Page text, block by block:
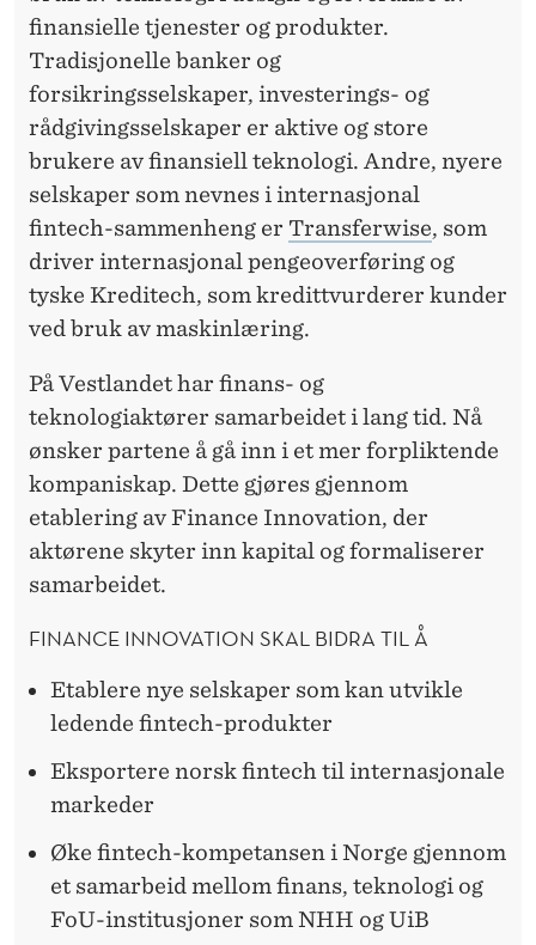
finansielle tjenester og produkter.
Tradisjonelle banker og
forsikringsselskaper, investerings- og
rådgivingsselskaper er aktive og store
brukere av finansiell teknologi. Andre, nyere
selskaper som nevnes i internasjonal
fintech-sammenheng er Transferwise, som
driver internasjonal pengeoverføring og
tyske Kreditech, som kredittvurderer kunder
ved bruk av maskinlæring.
På Vestlandet har finans- og
teknologiaktører samarbeidet i lang tid. Nå
ønsker partene å gå inn i et mer forpliktende
kompaniskap. Dette gjøres gjennom
etablering av Finance Innovation, der
aktørene skyter inn kapital og formaliserer
samarbeidet.
FINANCE INNOVATION SKAL BIDRA TIL Å
Etablere nye selskaper som kan utvikle
ledende fintech-produkter
Eksportere norsk fintech til internasjonale
markeder
Øke fintech-kompetansen i Norge gjennom
et samarbeid mellom finans, teknologi og
FoU-institusjoner som NHH og UiB